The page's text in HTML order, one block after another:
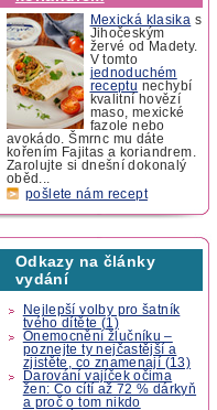
Mexická klasika s
Jihočeským
žervé od Madety.
V tomto
jednoduchém
receptu nechybí
kvalitní hovězí
maso, mexické
fazole nebo
avokádo. Šmrnc mu dáte
kořením Fajitas a koriandrem.
Zarolujte si dnešní dokonalý
oběd...
pošlete nám recept
Odkazy na články
vydání
Nejlepší volby pro šatník
tvého dítěte (1)
Onemocnění žlučníku –
poznejte ty nejčastější a
zjistěte, co znamenají (13)
Darování vajíček očima
žen: Co cítí až 72 % dárkyň
a proč o tom nikdo